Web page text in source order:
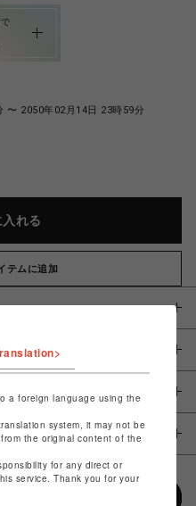
〜 2050年02月14日 23時59分
れる
テムに追加
a foreign language using the
system, it may not be
the original content of the
for any direct or
service. Thank you for your